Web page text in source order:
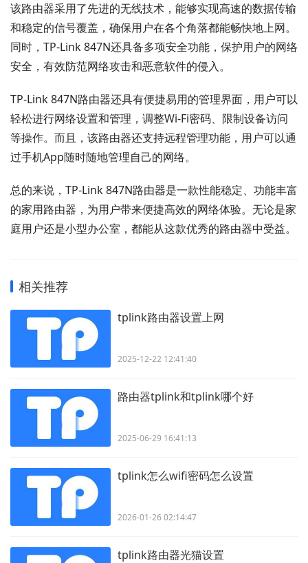
该路由器采用了先进的无线技术，能够实现高速的数据传输
和稳定的信号覆盖，确保用户在各个角落都能畅快地上网。
同时，TP-Link 847N还具备多项安全功能，保护用户的网络
安全，有效防范网络攻击和恶意软件的侵入。
TP-Link 847N路由器还具有便捷易用的管理界面，用户可以
轻松进行网络设置和管理，调整Wi-Fi密码、限制设备访问
等操作。而且，该路由器还支持远程管理功能，用户可以通
过手机App随时随地管理自己的网络。
总的来说，TP-Link 847N路由器是一款性能稳定、功能丰富
的家用路由器，为用户带来便捷高效的网络体验。无论是家
庭用户还是小型办公室，都能从这款优秀的路由器中受益。
相关推荐
tplink路由器设置上网
2025-12-22 12:41:40
路由器tplink和tplink哪个好
2025-06-29 16:41:13
tplink怎么wifi密码怎么设置
2026-01-26 02:14:47
tplink路由器光猫设置